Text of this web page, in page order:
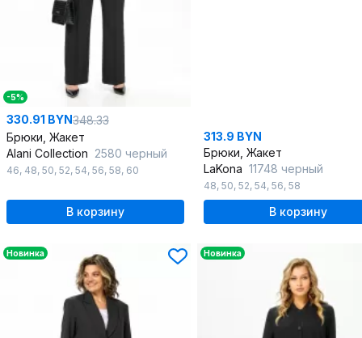
-5%
330.91 BYN348.33
Брюки, Жакет
Alani Collection 2580 черный
46, 48, 50, 52, 54, 56, 58, 60
В корзину
313.9 BYN
Брюки, Жакет
LaKona 11748 черный
48, 50, 52, 54, 56, 58
В корзину
Новинка Новинка